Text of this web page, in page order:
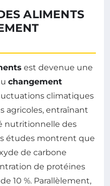
ALIMENTS
est devenue une
changement
climatiques
agricoles, entraînant
nutritionnelle des
études montrent que
de carbone
de protéines
10 %. Parallèlement,